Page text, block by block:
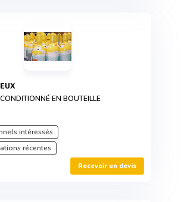
EN BOUTEILLE
intéressés
récentes
Recevoir un devis